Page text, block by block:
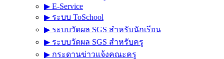
▶︎ E-Service
▶︎ ระบบ ToSchool
▶︎ ระบบวัดผล SGS สำหรับนักเรียน
▶︎ ระบบวัดผล SGS สำหรับครู
▶︎ กระดานข่าวแจ้งคณะครู